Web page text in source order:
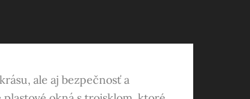
ale aj bezpečnosť a